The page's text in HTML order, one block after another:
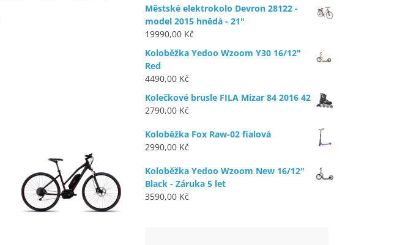
Městské elektrokolo Devron 28122 -
model 2015 hnědá - 21"
19990,00 Kč
Koloběžka Yedoo Wzoom Y30 16/12"
Red
4490,00 Kč
Kolečkové brusle FILA Mizar 84 2016 42
2790,00 Kč
Koloběžka Fox Raw-02 fialová
2990,00 Kč
Koloběžka Yedoo Wzoom New 16/12"
Black - Záruka 5 let
3590,00 Kč